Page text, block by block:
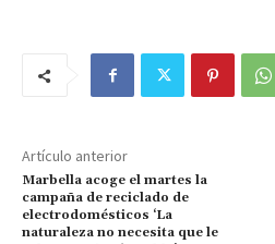
Artículo anterior
Marbella acoge el martes la
campaña de reciclado de
electrodomésticos ‘La
naturaleza no necesita que le